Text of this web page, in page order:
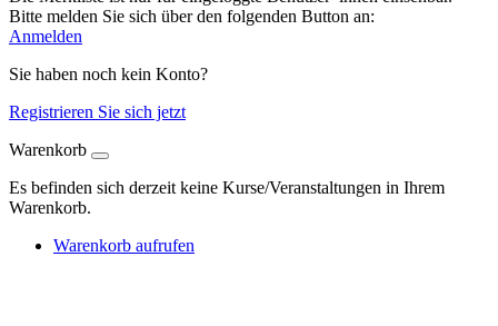
Bitte melden Sie sich über den folgenden Button an:
Anmelden
Sie haben noch kein Konto?
Registrieren Sie sich jetzt
Warenkorb
Es befinden sich derzeit keine Kurse/Veranstaltungen in Ihrem
Warenkorb.
Warenkorb aufrufen